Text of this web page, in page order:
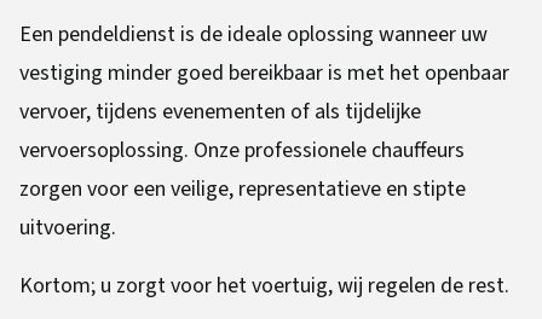
Een pendeldienst is de ideale oplossing wanneer uw
vestiging minder goed bereikbaar is met het openbaar
vervoer, tijdens evenementen of als tijdelijke
vervoersoplossing. Onze professionele chauffeurs
zorgen voor een veilige, representatieve en stipte
uitvoering.
Kortom; u zorgt voor het voertuig, wij regelen de rest.